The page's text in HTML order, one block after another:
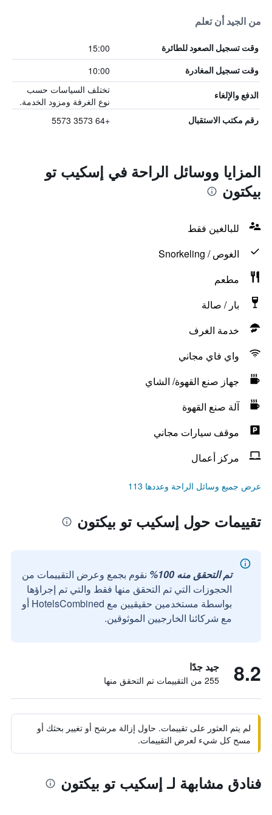
من الجيد أن تعلم
وقت تسجيل الصعود للطائرة 15:00
وقت تسجيل المغادرة 10:00
الدفع والإلغاء
تختلف السياسات حسب
نوع الغرفة ومزود الخدمة.
رقم مكتب الاستقبال +64 3573 5573
المزايا ووسائل الراحة في إسكيب تو
بيكتون
للبالغين فقط
الغوص / Snorkeling
مطعم
بار / صالة
خدمة الغرف
واي فاي مجاني
جهاز صنع القهوة/ الشاي
آلة صنع القهوة
موقف سيارات مجاني
مركز أعمال
عرض جميع وسائل الراحة وعددها 113
تقييمات حول إسكيب تو بيكتون
تم التحقق منه 100%
نقوم بجمع وعرض التقييمات من
الحجوزات التي تم التحقق منها فقط والتي تم إجراؤها
بواسطة مستخدمين حقيقيين مع HotelsCombined أو
مع شركائنا الخارجيين الموثوقين.
8.2 جيد جدًا
255 من التقييمات تم التحقق منها
لم يتم العثور على تقييمات. حاول إزالة مرشح أو تغيير بحثك أو
مسح كل شيء لعرض التقييمات.
فنادق مشابهة لـ إسكيب تو بيكتون